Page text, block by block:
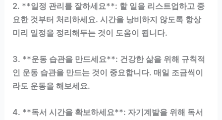
2. **일정 관리를 잘하세요**: 할 일을 리스트업하고 중
요한 것부터 처리하세요. 시간을 낭비하지 않도록 항상
미리 일정을 정리해두는 것이 도움이 됩니다.
3. **운동 습관을 만드세요**: 건강한 삶을 위해 규칙적
인 운동 습관을 만드는 것이 중요합니다. 매일 조금씩이
라도 운동을 해보세요.
4. **독서 시간을 확보하세요**: 자기계발을 위해 독서